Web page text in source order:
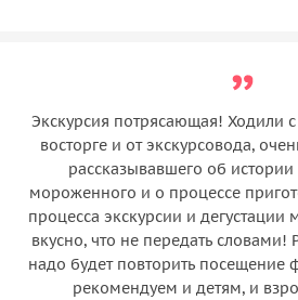
Экскурсия потрясающая! Ходили
восторге и от экскурсовода,
рассказывавшего об
мороженного и о процессе
процесса экскурсии и дегустации
вкусно, что не передать словами!
надо будет повторить посещение
рекомендуем и детям, и